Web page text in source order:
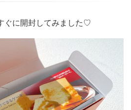
ぐに開封してみました♡